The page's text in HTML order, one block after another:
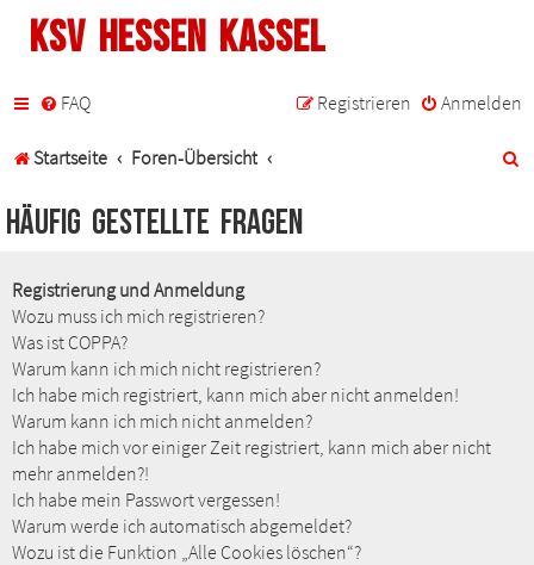
KSV Hessen Kassel
FAQ Anmelden
Registrieren
Startseite Foren-Übersicht
Häufig gestellte Fragen
Registrierung und Anmeldung
Wozu muss ich mich registrieren?
Was ist COPPA?
Warum kann ich mich nicht registrieren?
Ich habe mich registriert, kann mich aber nicht anmelden!
Warum kann ich mich nicht anmelden?
Ich habe mich vor einiger Zeit registriert, kann mich aber nicht
mehr anmelden?!
Ich habe mein Passwort vergessen!
Warum werde ich automatisch abgemeldet?
Wozu ist die Funktion „Alle Cookies löschen“?